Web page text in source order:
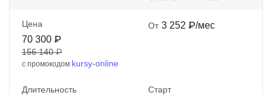
Цена
70 300 ₽
156 140 ₽
с промокодом kursy-online
От 3 252 ₽/мес
Длительность Старт